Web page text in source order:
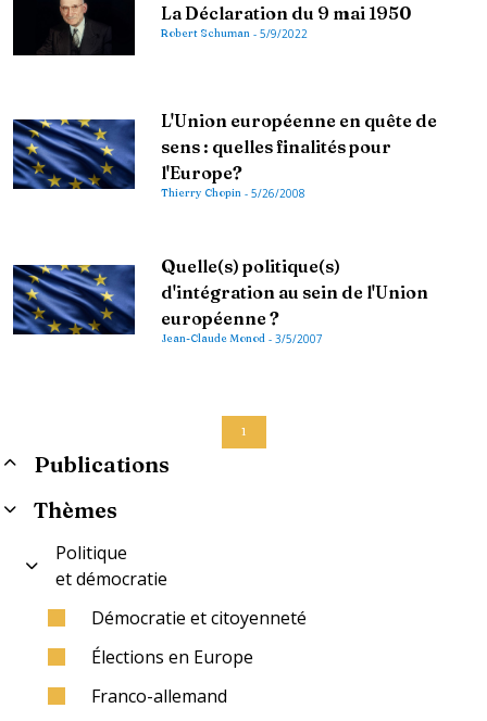
La Déclaration du 9 mai 1950
Robert Schuman - 5/9/2022
L'Union européenne en quête de
sens : quelles finalités pour
l'Europe?
Thierry Chopin - 5/26/2008
Quelle(s) politique(s)
d'intégration au sein de l'Union
européenne ?
Jean-Claude Monod - 3/5/2007
1
Publications
Thèmes
Politique
et démocratie
Démocratie et citoyenneté
Élections en Europe
Franco-allemand